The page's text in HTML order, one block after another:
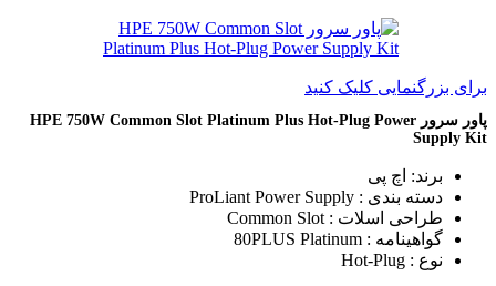
برای بزرگنمایی کلیک کنید
پاور سرور HPE 750W Common Slot Platinum Plus Hot-Plug Power
Supply Kit
برند: اچ پی
دسته بندی : ProLiant Power Supply
طراحی اسلات : Common Slot
گواهینامه : 80PLUS Platinum
نوع : Hot-Plug